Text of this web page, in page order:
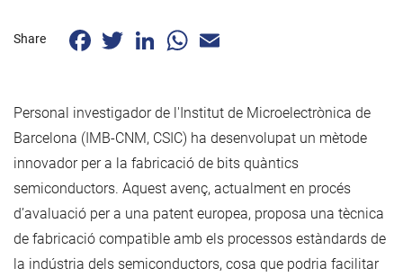
Share FacebookTwitterLinkedInWhatsApp
Personal investigador de l'Institut de Microelectrònica de
Barcelona (IMB-CNM, CSIC) ha desenvolupat un mètode
innovador per a la fabricació de bits quàntics
semiconductors. Aquest avenç, actualment en procés
d’avaluació per a una patent europea, proposa una tècnica
de fabricació compatible amb els processos estàndards de
la indústria dels semiconductors, cosa que podria facilitar